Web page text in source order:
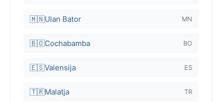
🇲🇳Ulan Bator MN
🇧🇴Cochabamba BO
🇪🇸Valensija ES
🇹🇷Malatja TR